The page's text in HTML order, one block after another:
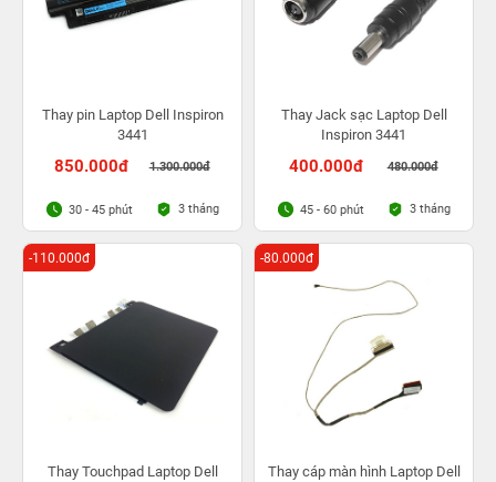
Thay pin Laptop Dell Inspiron
3441
850.000đ 1.300.000đ
30 - 45 phút 3 tháng
Thay Jack sạc Laptop Dell
Inspiron 3441
400.000đ 480.000đ
45 - 60 phút 3 tháng
Thay Touchpad Laptop Dell
-110.000đ
Thay cáp màn hình Laptop Dell
-80.000đ